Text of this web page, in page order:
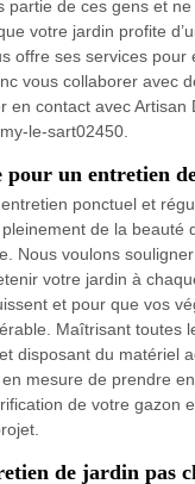
partie de ces gens et
votre jardin profite
offre ses services pour
vous collaborer avec
en contact avec
le-sart02450.
pour un entretien
ponctuel et
de la beauté
Nous voulons
votre jardin à
et pour que vos
Maîtrisant toutes
disposant du matériel
mesure de prendre
de votre gazon
de jardin pas